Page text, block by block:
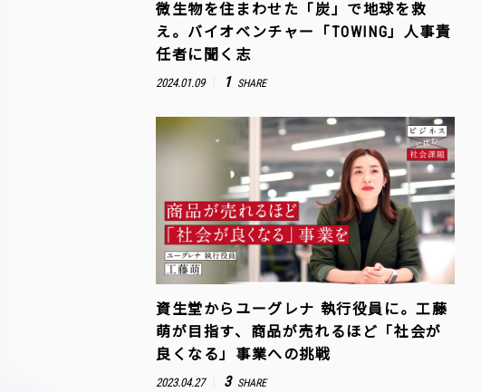
微生物を住まわせた「炭」で地球を救
え。バイオベンチャー「TOWING」人事責
任者に聞く志
2024.01.09 1 SHARE
資生堂からユーグレナ 執行役員に。工藤
萌が目指す、商品が売れるほど「社会が
良くなる」事業への挑戦
2023.04.27 3 SHARE